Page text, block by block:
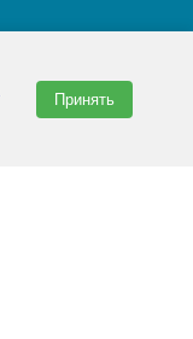
Принять